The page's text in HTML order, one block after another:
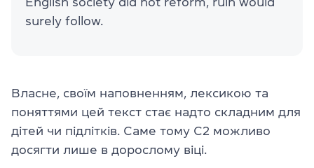
surely follow.
Власне, своїм наповненням, лексикою та
поняттями цей текст стає надто складним для
дітей чи підлітків. Саме тому C2 можливо
досягти лише в дорослому віці.